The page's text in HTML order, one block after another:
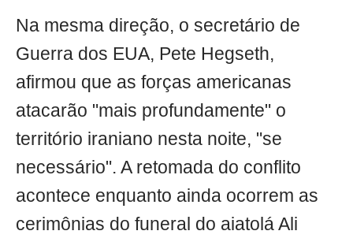
Na mesma direção, o secretário de
Guerra dos EUA, Pete Hegseth,
afirmou que as forças americanas
atacarão "mais profundamente" o
território iraniano nesta noite, "se
necessário". A retomada do conflito
acontece enquanto ainda ocorrem as
cerimônias do funeral do aiatolá Ali